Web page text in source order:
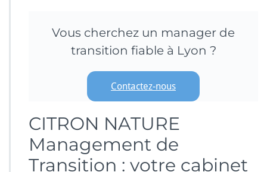
Vous cherchez un manager de
transition fiable à Lyon ?
Contactez-nous
CITRON NATURE
Management de
Transition : votre cabinet